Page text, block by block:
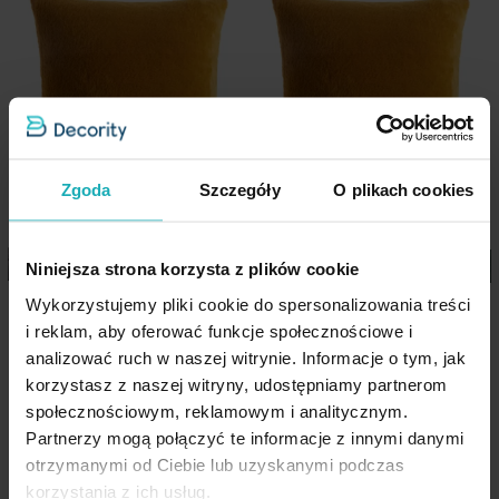
Zgoda Szczegóły O plikach cookies
Niniejsza strona korzysta z plików cookie
Wykorzystujemy pliki cookie do spersonalizowania treści
i reklam, aby oferować funkcje społecznościowe i
analizować ruch w naszej witrynie. Informacje o tym, jak
korzystasz z naszej witryny, udostępniamy partnerom
społecznościowym, reklamowym i analitycznym.
Partnerzy mogą połączyć te informacje z innymi danymi
otrzymanymi od Ciebie lub uzyskanymi podczas
korzystania z ich usług.
Wzór
jednokolorowe
Jednostka miary
Skład materiałowy
100% poliester
Cechy produktu:
Materiał: futrzana tkanina (przód) + welwet (tył)
Zamek błyskawiczny – szybka wymiana poszewki
Styl: elegancki, przytulny, luksusowy
Idealna do salonu, sypialni i pokoju dziennego
Poszewka na poduszkę 45x45
cm miodowa z miękkiej
futrzanej tkaniny NINA
Eurofirany
27,90 zł
Poszewka na poduszkę 60x60
cm miodowa z miękkiej
futrzanej tkaniny NINA
Eurofirany
43,90 zł